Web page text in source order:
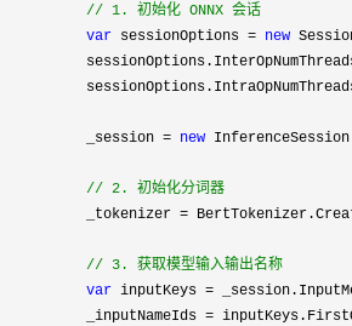
// 1. 初始化 ONNX 会话
var sessionOptions = new
          _session
= new
// 2. 初始化分词器
          _tokenizer =
// 3. 获取模型输入输出名称
var inputKeys =
          _inputNameIds
=